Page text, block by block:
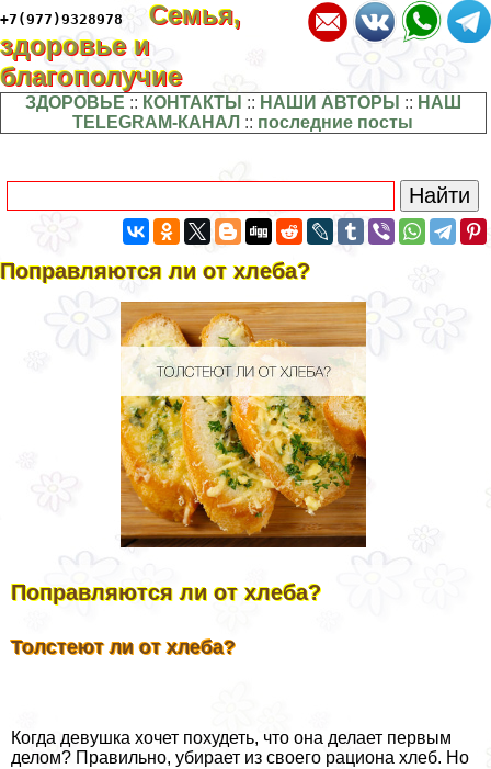
+7(977)9328978
Семья,
здоровье и
благополучие
ЗДОРОВЬЕ :: КОНТАКТЫ :: НАШИ АВТОРЫ :: НАШ
TELEGRAM-КАНАЛ :: последние посты
Поправляются ли от хлеба?
Поправляются ли от хлеба?
Толстеют ли от хлеба?
Когда дeвyшка хочет похудеть, что она делает первым
делом? Правильно, убирает из своего рациона хлеб. Но